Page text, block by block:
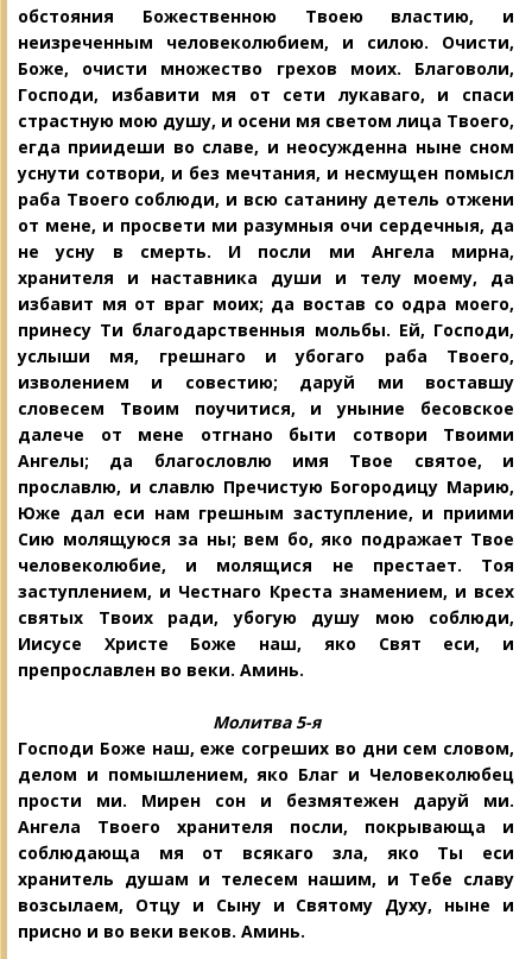
обстояния Божественною Твоею властию, и
неизреченным человеколюбием, и силою. Очисти,
Боже, очисти множество грехов моих. Благоволи,
Господи, избавити мя от сети лукаваго, и спаси
страстную мою душу, и осени мя светом лица Твоего,
егда приидеши во славе, и неосужденна ныне сном
уснути сотвори, и без мечтания, и несмущен помысл
раба Твоего соблюди, и всю сатанину детель отжени
от мене, и просвети ми разумныя очи сердечныя, да
не усну в смерть. И посли ми Ангела мирна,
хранителя и наставника души и телу моему, да
избавит мя от враг моих; да востав со одра моего,
принесу Ти благодарственныя мольбы. Ей, Господи,
услыши мя, грешнаго и убогаго раба Твоего,
изволением и совестию; даруй ми воставшу
словесем Твоим поучитися, и уныние бесовское
далече от мене отгнано быти сотвори Твоими
Ангелы; да благословлю имя Твое святое, и
прославлю, и славлю Пречистую Богородицу Марию,
Юже дал еси нам грешным заступление, и приими
Сию молящуюся за ны; вем бо, яко подражает Твое
человеколюбие, и молящися не престает. Тоя
заступлением, и Честнаго Креста знамением, и всех
святых Твоих ради, убогую душу мою соблюди,
Иисусе Христе Боже наш, яко Свят еси, и
препрославлен во веки. Аминь.
Молитва 5-я
Господи Боже наш, еже согреших во дни сем словом,
делом и помышлением, яко Благ и Человеколюбец
прости ми. Мирен сон и безмятежен даруй ми.
Ангела Твоего хранителя посли, покрывающа и
соблюдающа мя от всякаго зла, яко Ты еси
хранитель душам и телесем нашим, и Тебе славу
возсылаем, Отцу и Сыну и Святому Духу, ныне и
присно и во веки веков. Аминь.